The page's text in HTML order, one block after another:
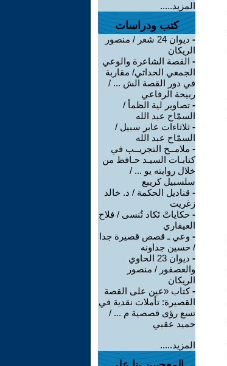
المزيد.....
كتب ودراسات
-
ديوان 24 شعر / منصور
الريكان
- القصة الشاعرة والوعي
الجمعي الحداثي/ مقاربة
في دور القصة الش ... /
ربيحة الرفاعي
- تصاوير لية الظمأ /
السمّاح عبد الله
- ثلاثاءات عابر سبيل /
السمّاح عبد الله
- ملامــح التجريــب في
كتابـات السيـد حـافظ من
خلال روايته يو ... /
سلسبيل كريبع
- قناديل الحكمة / د. خالد
زغريت
- حكاياتْ تَكاد تُنسى / فلاح
العيفاري
- وعي ـ قصص قصيرة جدا
/ حسين جداونه
-
ديوان 23 الحاوي
والعصفور / منصور
الريكان
-كتاب «عين على القصة
القصيرة: تأملات نقدية في
تسع رؤى قصصية م ... /
حميد عقبي
المزيد.....